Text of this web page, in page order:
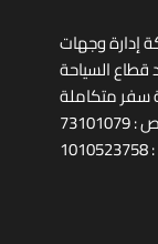
إدارة وجهات
السياحة
سفر متكاملة